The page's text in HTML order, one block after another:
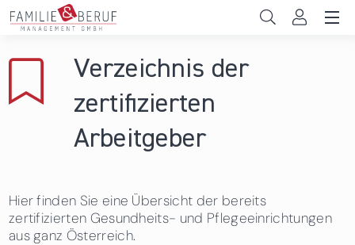
Direkt zum Inhalt
Gemeinden
Das sind wir
News & Events
Verzeichnis der
zertifizierten
Arbeitgeber
Hier finden Sie eine Übersicht der bereits
zertifizierten Gesundheits- und Pflegeeinrichtungen
aus ganz Österreich.